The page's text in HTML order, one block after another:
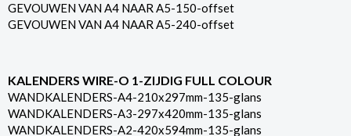
GEVOUWEN VAN A4 NAAR A5-150-offset
GEVOUWEN VAN A4 NAAR A5-240-offset
KALENDERS WIRE-O 1-ZIJDIG FULL COLOUR
WANDKALENDERS-A4-210x297mm-135-glans
WANDKALENDERS-A3-297x420mm-135-glans
WANDKALENDERS-A2-420x594mm-135-glans